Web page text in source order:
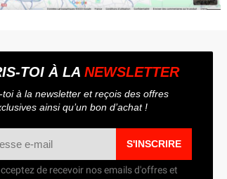
TOI À LANEWSLETTER
toi à la newsletter et reçois des offres
ainsi qu’un bon d’achat !
S'INSCRIRE
de recevoir nos emails d'offres et